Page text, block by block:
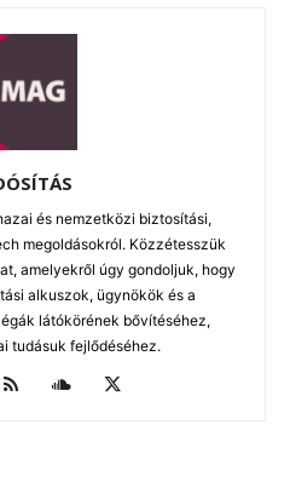
és nemzetközi biztosítási,
megoldásokról. Közzétesszük
amelyekről úgy gondoljuk, hogy
alkuszok, ügynökök és a
látókörének bővítéséhez,
tudásuk fejlődéséhez.